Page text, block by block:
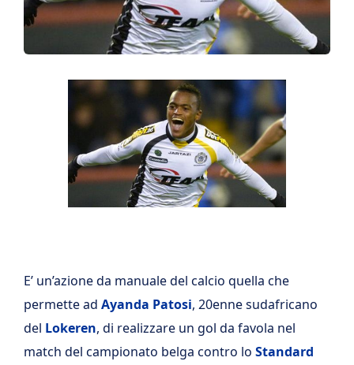
E’ un’azione da manuale del calcio quella che
permette ad Ayanda Patosi, 20enne sudafricano
del Lokeren, di realizzare un gol da favola nel
match del campionato belga contro lo Standard